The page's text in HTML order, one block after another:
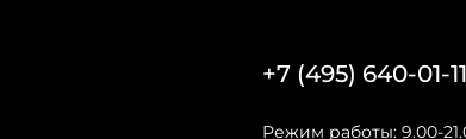
+7 (495) 640-01-11
Режим работы: 9.00-